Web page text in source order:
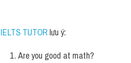
IELTS TUTOR lưu ý:
Are you good at math?